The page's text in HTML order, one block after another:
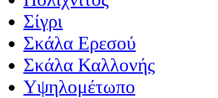
Σίγρι
Σκάλα Ερεσού
Σκάλα Καλλονής
Υψηλομέτωπο